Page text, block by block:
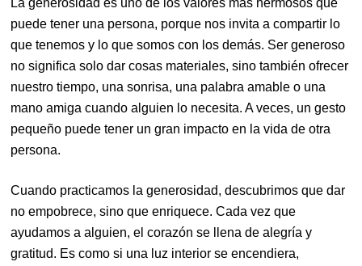
La generosidad es uno de los valores más hermosos que
puede tener una persona, porque nos invita a compartir lo
que tenemos y lo que somos con los demás. Ser generoso
no significa solo dar cosas materiales, sino también ofrecer
nuestro tiempo, una sonrisa, una palabra amable o una
mano amiga cuando alguien lo necesita. A veces, un gesto
pequeño puede tener un gran impacto en la vida de otra
persona.
Cuando practicamos la generosidad, descubrimos que dar
no empobrece, sino que enriquece. Cada vez que
ayudamos a alguien, el corazón se llena de alegría y
gratitud. Es como si una luz interior se encendiera,